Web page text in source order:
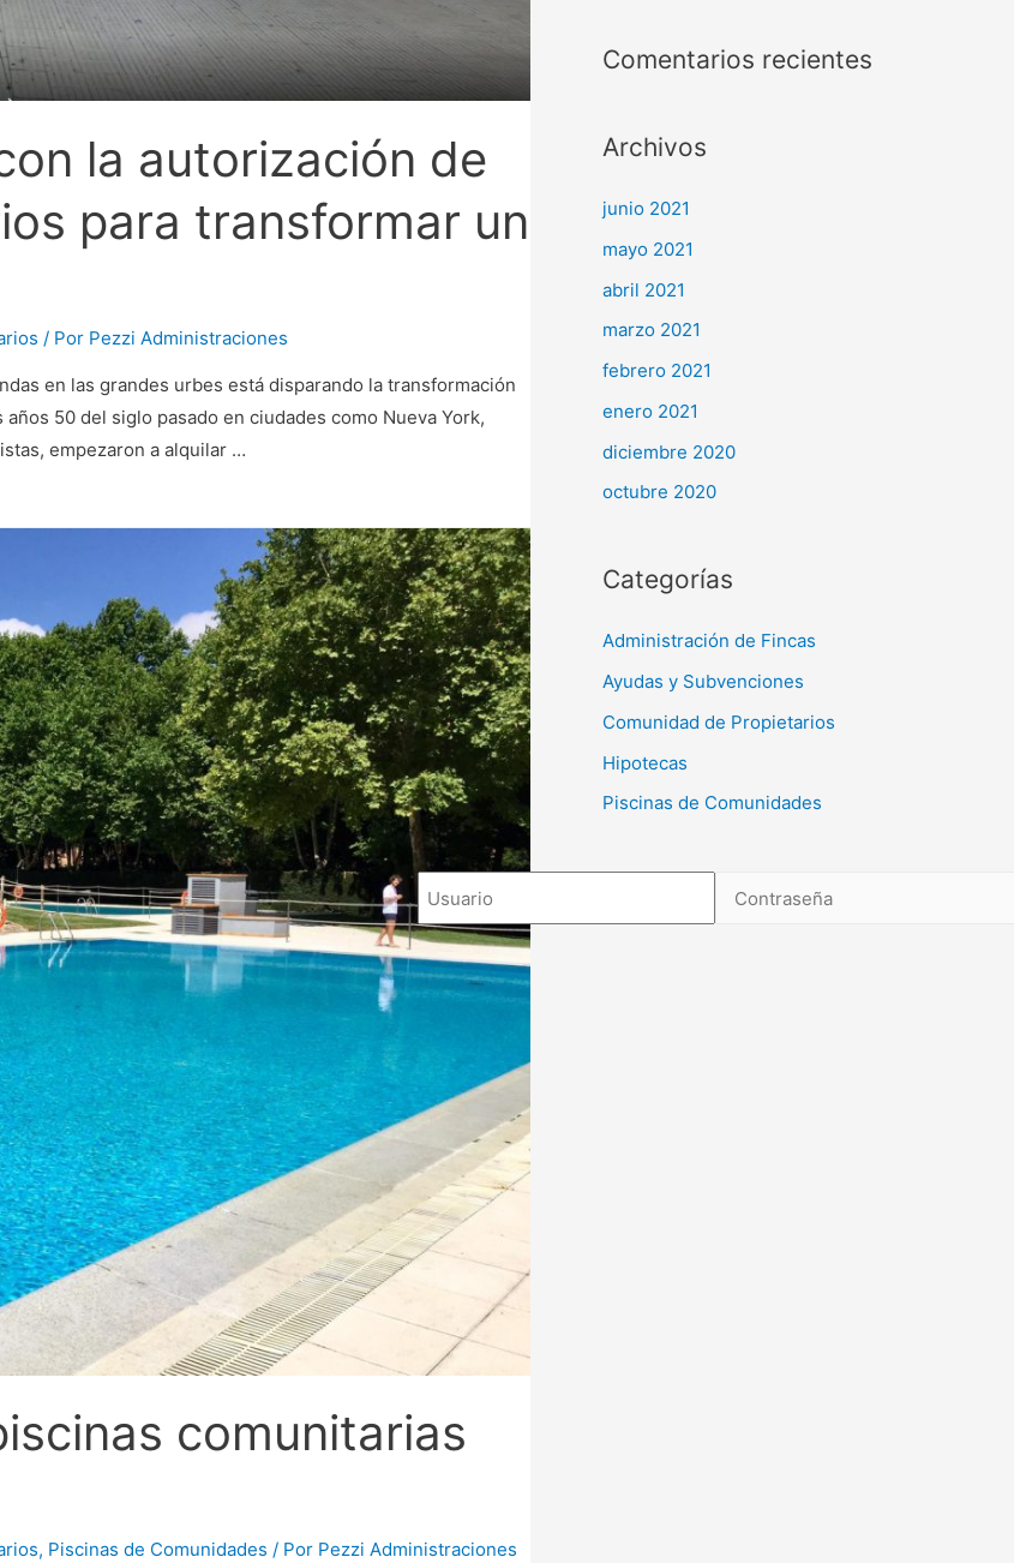
la autorización de
para transformar un
/ Por Pezzi Administraciones
en las grandes urbes está disparando la transformación
50 del siglo pasado en ciudades como Nueva York,
empezaron a alquilar …
comunitarias
, Piscinas de Comunidades / Por Pezzi Administraciones
Comentarios recientes
Archivos
junio 2021
mayo 2021
abril 2021
marzo 2021
febrero 2021
enero 2021
diciembre 2020
octubre 2020
Categorías
Administración de Fincas
Ayudas y Subvenciones
Comunidad de Propietarios
Hipotecas
Piscinas de Comunidades